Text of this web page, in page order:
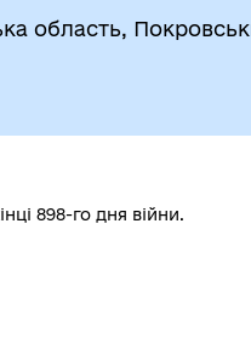
область,
898-го дня війни.